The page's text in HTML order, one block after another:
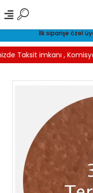
İlk siparişe özel
Taksit imkanı ,